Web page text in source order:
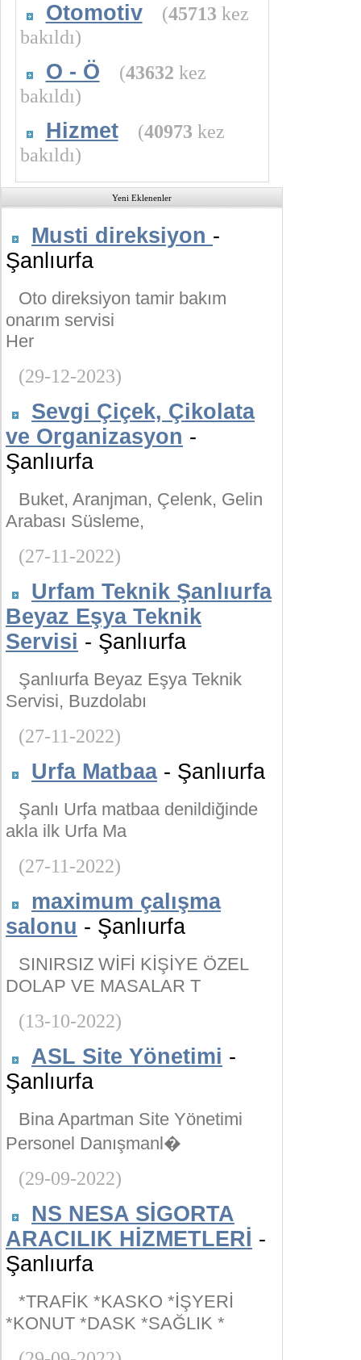
Otomotiv (45713 kez
bakıldı)
O - Ö (43632 kez
bakıldı)
Hizmet (40973 kez
bakıldı)
Yeni Eklenenler
Musti direksiyon -
Şanlıurfa
Oto direksiyon tamir bakım
onarım servisi
Her
(29-12-2023)
Sevgi Çiçek, Çikolata
ve Organizasyon -
Şanlıurfa
Buket, Aranjman, Çelenk, Gelin
Arabası Süsleme,
(27-11-2022)
Urfam Teknik Şanlıurfa
Beyaz Eşya Teknik
Servisi - Şanlıurfa
Şanlıurfa Beyaz Eşya Teknik
Servisi, Buzdolabı
(27-11-2022)
Urfa Matbaa- Şanlıurfa
Şanlı Urfa matbaa denildiğinde
akla ilk Urfa Ma
(27-11-2022)
maximum çalışma
salonu - Şanlıurfa
SINIRSIZ WİFİ KİŞİYE ÖZEL
DOLAP VE MASALAR T
(13-10-2022)
ASL Site Yönetimi -
Şanlıurfa
Bina Apartman Site Yönetimi
Personel Danışmanl�
(29-09-2022)
NS NESA SİGORTA
ARACILIK HİZMETLERİ -
Şanlıurfa
*TRAFİK *KASKO *İŞYERİ
*KONUT *DASK *SAĞLIK *